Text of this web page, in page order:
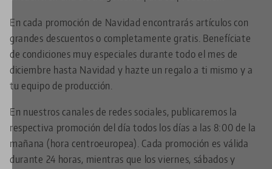
En cada promoción de Navidad encontrarás artículos con
grandes descuentos o completamente gratis. Benefíciate
de condiciones muy especiales durante todo el mes de
diciembre hasta Navidad y hazte un regalo a ti mismo y a
tu equipo de producción.
En nuestros canales de redes sociales, publicaremos la
respectiva promoción del día todos los días a las 8:00 de la
mañana (hora centroeuropea). Cada promoción es válida
durante 24 horas, mientras que los viernes, sábados y